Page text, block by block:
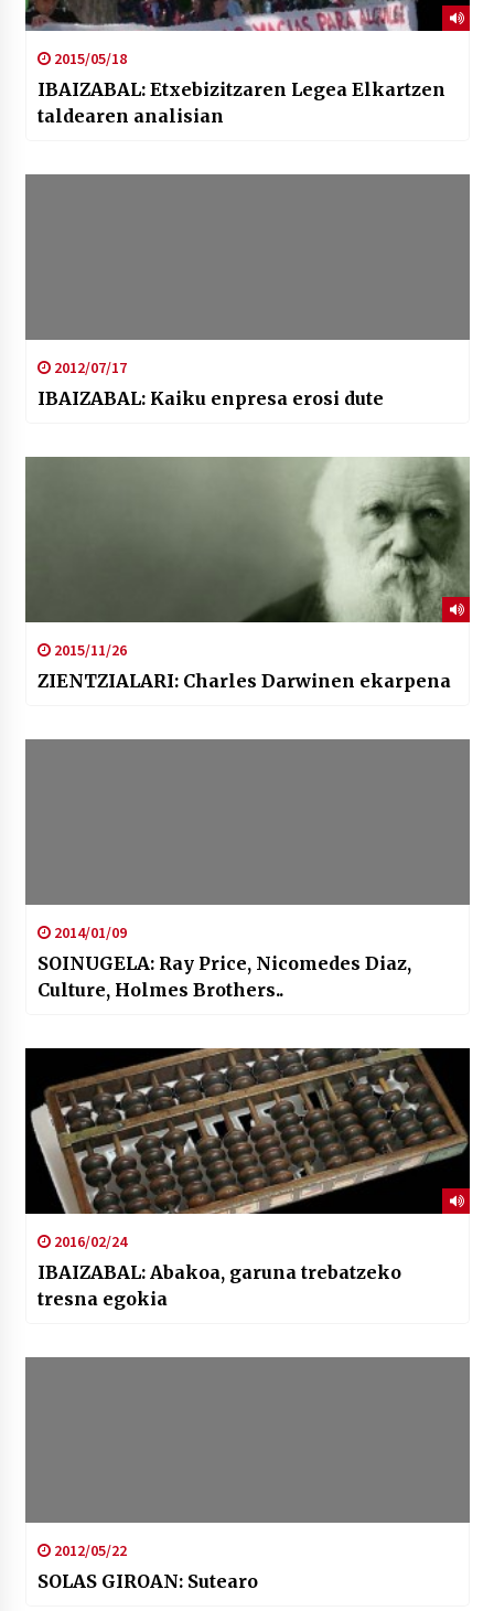
2015/05/18
IBAIZABAL: Etxebizitzaren Legea Elkartzen
taldearen analisian
2012/07/17
IBAIZABAL: Kaiku enpresa erosi dute
2015/11/26
ZIENTZIALARI: Charles Darwinen ekarpena
2014/01/09
SOINUGELA: Ray Price, Nicomedes Diaz,
Culture, Holmes Brothers..
2016/02/24
IBAIZABAL: Abakoa, garuna trebatzeko
tresna egokia
2012/05/22
SOLAS GIROAN: Sutearo